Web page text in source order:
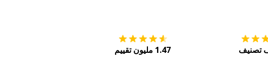
1.47 مليون تقييم